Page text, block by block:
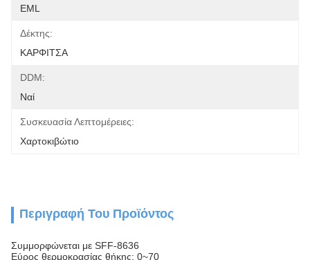
EML
Δέκτης:
ΚΑΡΦΙΤΣΑ
DDM:
Ναί
Συσκευασία Λεπτομέρειες:
Χαρτοκιβώτιο
Περιγραφή Του Προϊόντος
Συμμορφώνεται με SFF-8636
Εύρος θερμοκρασίας θήκης: 0~70